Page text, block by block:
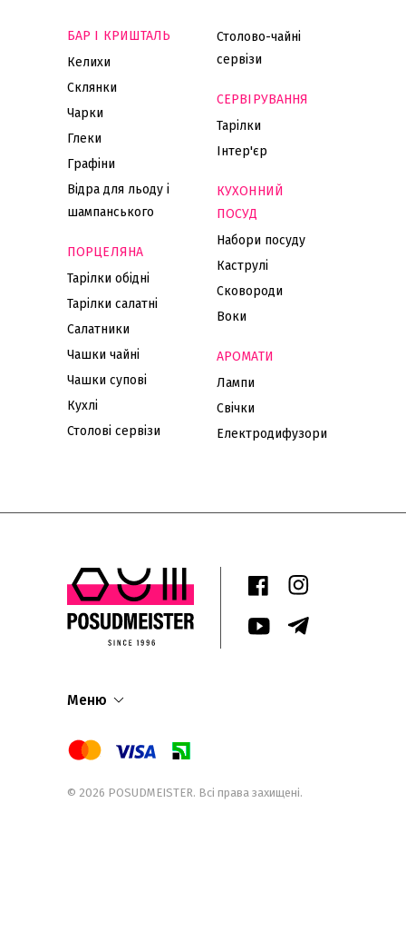
БАР І КРИШТАЛЬ
Келихи
Склянки
Чарки
Глеки
Графіни
Відра для льоду і
шампанського
ПОРЦЕЛЯНА
Тарілки обідні
Тарілки салатні
Салатники
Чашки чайні
Чашки супові
Кухлі
Столові сервізи
Столово-чайні
сервізи
СЕРВІРУВАННЯ
Тарілки
Інтер'єр
КУХОННИЙ
ПОСУД
Набори посуду
Каструлі
Сковороди
Воки
АРОМАТИ
Лампи
Свічки
Електродифузори
Меню
© 2026 POSUDMEISTER. Всі права захищені.